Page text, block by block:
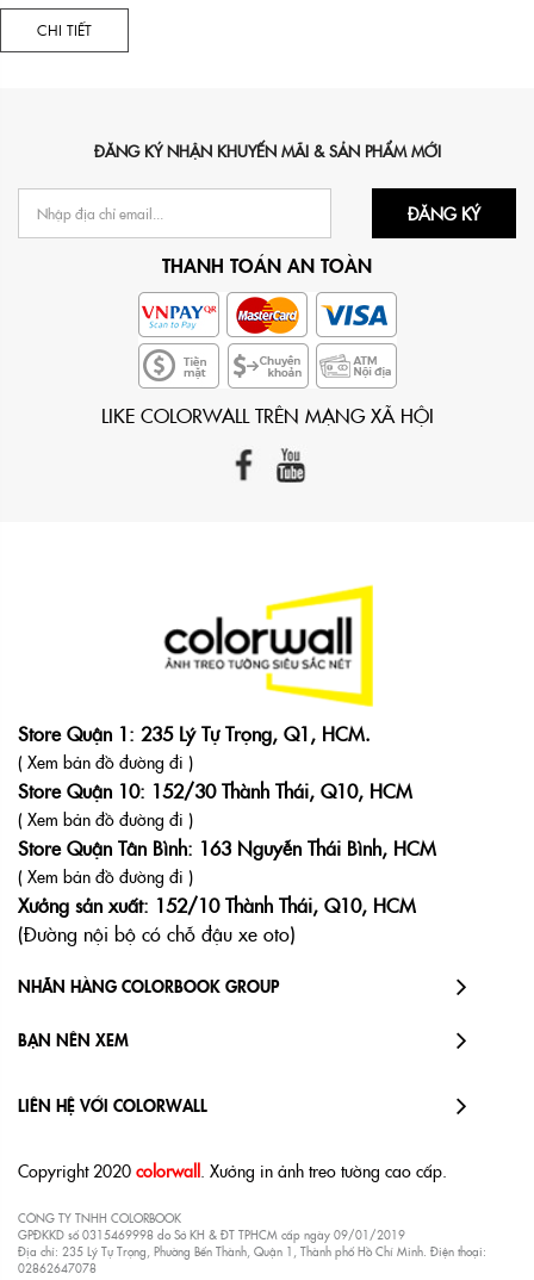
CHI TIẾT
ĐĂNG KÝ NHẬN KHUYẾN MÃI & SẢN PHẨM MỚI
ĐĂNG KÝ
THANH TOÁN AN TOÀN
LIKE COLORWALL TRÊN MẠNG XÃ HỘI
Store Quận 1: 235 Lý Tự Trọng, Q1, HCM.
( Xem bản đồ đường đi )
Store Quận 10: 152/30 Thành Thái, Q10, HCM
( Xem bản đồ đường đi )
Store Quận Tân Bình: 163 Nguyễn Thái Bình, HCM
( Xem bản đồ đường đi )
Xưởng sản xuất: 152/10 Thành Thái, Q10, HCM
(Đường nội bộ có chỗ đậu xe oto)
NHÃN HÀNG COLORBOOK GROUP
BẠN NÊN XEM
LIÊN HỆ VỚI COLORWALL
Copyright 2020 colorwall. Xưởng in ảnh treo tường cao cấp.
CÔNG TY TNHH COLORBOOK
GPĐKKD số 0315469998 do Sở KH & ĐT TPHCM cấp ngày 09/01/2019
Địa chỉ: 235 Lý Tự Trọng, Phường Bến Thành, Quận 1, Thành phố Hồ Chí Minh. Điện thoại:
02862647078